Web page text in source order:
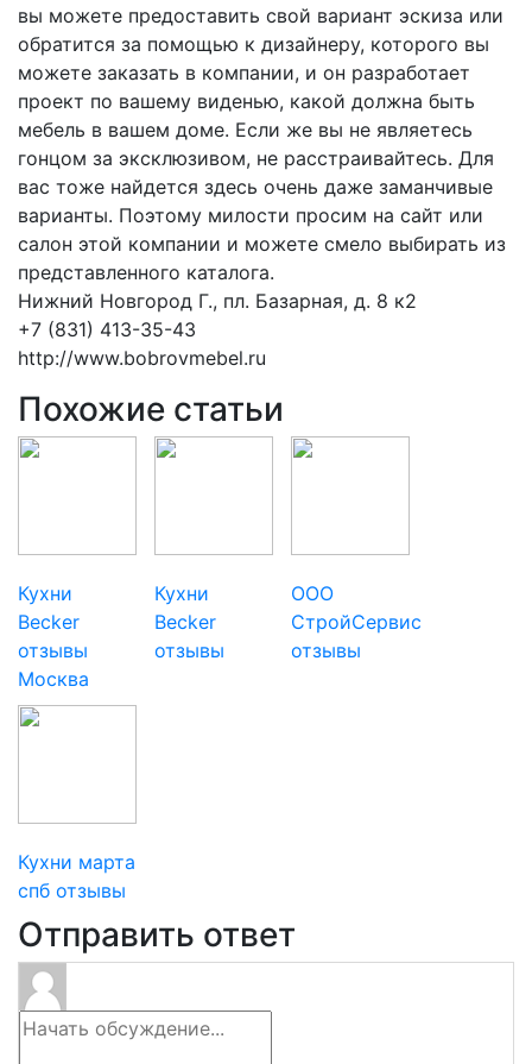
вы можете предоставить свой вариант эскиза или
обратится за помощью к дизайнеру, которого вы
можете заказать в компании, и он разработает
проект по вашему виденью, какой должна быть
мебель в вашем доме. Если же вы не являетесь
гонцом за эксклюзивом, не расстраивайтесь. Для
вас тоже найдется здесь очень даже заманчивые
варианты. Поэтому милости просим на сайт или
салон этой компании и можете смело выбирать из
представленного каталога.
Нижний Новгород Г., пл. Базарная, д. 8 к2
+7 (831) 413-35-43
http://www.bobrovmebel.ru
Похожие статьи
Кухни
Becker
отзывы
Москва
Кухни
Becker
отзывы
ООО
СтройСервис
отзывы
Кухни марта
спб отзывы
Отправить ответ